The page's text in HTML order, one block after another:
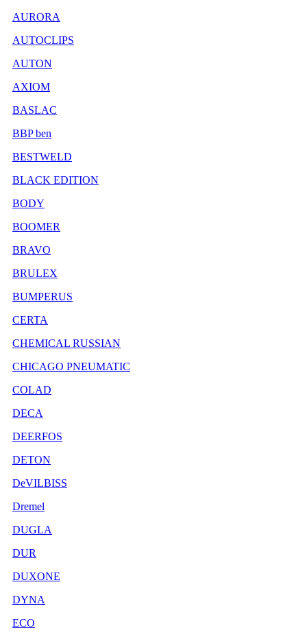
AURORA
AUTOCLIPS
AUTON
AXIOM
BASLAC
BBP ben
BESTWELD
BLACK EDITION
BODY
BOOMER
BRAVO
BRULEX
BUMPERUS
CERTA
CHEMICAL RUSSIAN
CHICAGO PNEUMATIC
COLAD
DECA
DEERFOS
DETON
DeVILBISS
Dremel
DUGLA
DUR
DUXONE
DYNA
ECO